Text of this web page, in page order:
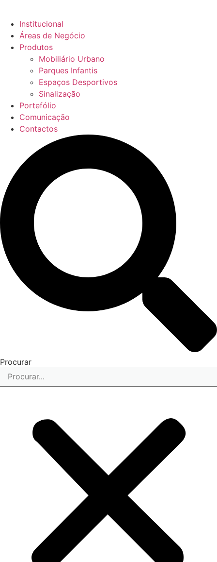
Institucional
Áreas de Negócio
Produtos
Mobiliário Urbano
Parques Infantis
Espaços Desportivos
Sinalização
Portefólio
Comunicação
Contactos
Procurar